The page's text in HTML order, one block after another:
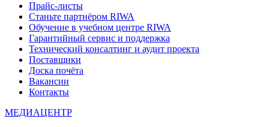
Прайс-листы
Станьте партнёром RIWA
Обучение в учебном центре RIWA
Гарантийный сервис и поддержка
Технический консалтинг и аудит проекта
Поставщики
Доска почёта
Вакансии
Контакты
МЕДИАЦЕНТР